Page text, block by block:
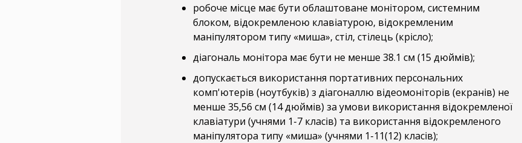
робоче місце має бути облаштоване монітором, системним
блоком, відокремленою клавіатурою, відокремленим
маніпулятором типу «миша», стіл, стілець (крісло);
діагональ монітора має бути не менше 38.1 см (15 дюймів);
допускається використання портативних персональних
комп'ютерів (ноутбуків) з діагоналлю відеомоніторів (екранів) не
менше 35,56 см (14 дюймів) за умови використання відокремленої
клавіатури (учнями 1-7 класів) та використання відокремленого
маніпулятора типу «миша» (учнями 1-11(12) класів);